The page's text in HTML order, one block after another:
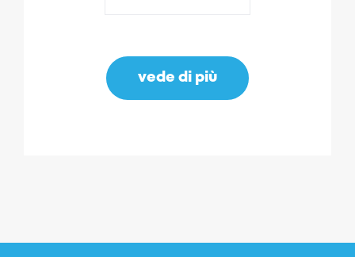
vede di più